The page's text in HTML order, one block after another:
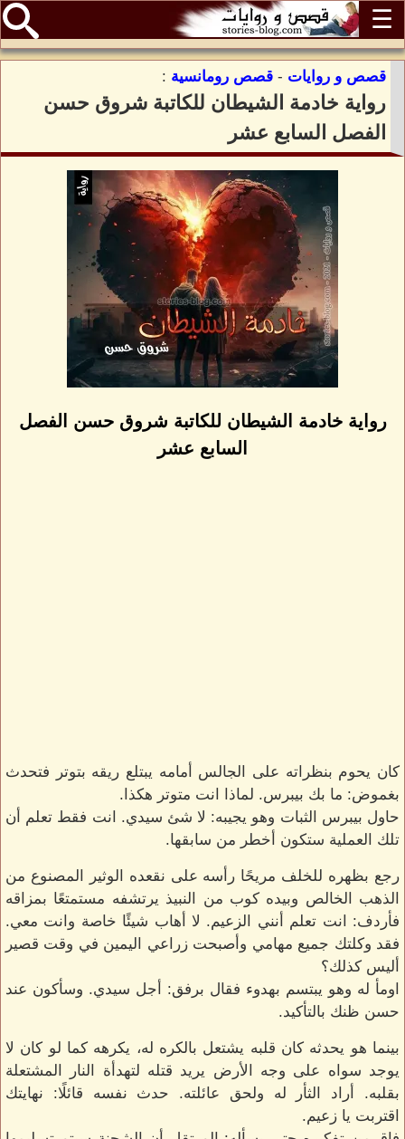
☰
قصص و روايات - قصص رومانسية :
رواية خادمة الشيطان للكاتبة شروق حسن
الفصل السابع عشر
رواية خادمة الشيطان للكاتبة شروق حسن الفصل
السابع عشر
كان يحوم بنظراته على الجالس أمامه يبتلع ريقه بتوتر فتحدث
بغموض: ما بك بيبرس. لماذا انت متوتر هكذا.
حاول بيبرس الثبات وهو يجيبه: لا شئ سيدي. انت فقط تعلم أن
تلك العملية ستكون أخطر من سابقها.
رجع بظهره للخلف مريحًا رأسه على نقعده الوثير المصنوع من
الذهب الخالص وبيده كوب من النبيذ يرتشفه مستمتعًا بمزاقه
فأردف: انت تعلم أنني الزعيم. لا أهاب شيئًا خاصة وانت معي.
فقد وكلتك جميع مهامي وأصبحت زراعي اليمين في وقت قصير
أليس كذلك؟
اومأ له وهو يبتسم بهدوء فقال برفق: أجل سيدي. وسأكون عند
حسن ظنك بالتأكيد.
بينما هو يحدثه كان قلبه يشتعل بالكره له، يكرهه كما لو كان لا
يوجد سواه على وجه الأرض يريد قتله لتهدأة النار المشتعلة
بقلبه. أراد الثأر له ولحق عائلته. حدث نفسه قائلًا: نهايتك
اقتربت يا زعيم.